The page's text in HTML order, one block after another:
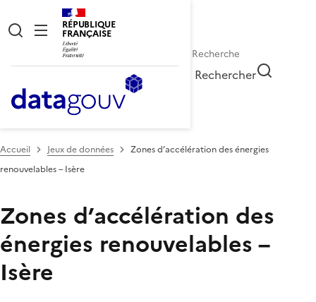
RÉPUBLIQUE
FRANÇAISE
Rechercher
Accueil Jeux de données
Zones d’accélération des énergies
renouvelables – Isère
Zones d’accélération des
énergies renouvelables –
Isère